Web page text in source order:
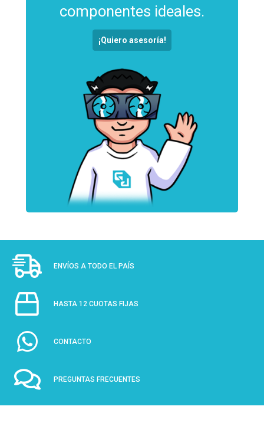
componentes ideales.
¡Quiero asesoría!
ENVÍOS A TODO EL PAÍS
HASTA 12 CUOTAS FIJAS
CONTACTO
PREGUNTAS FRECUENTES